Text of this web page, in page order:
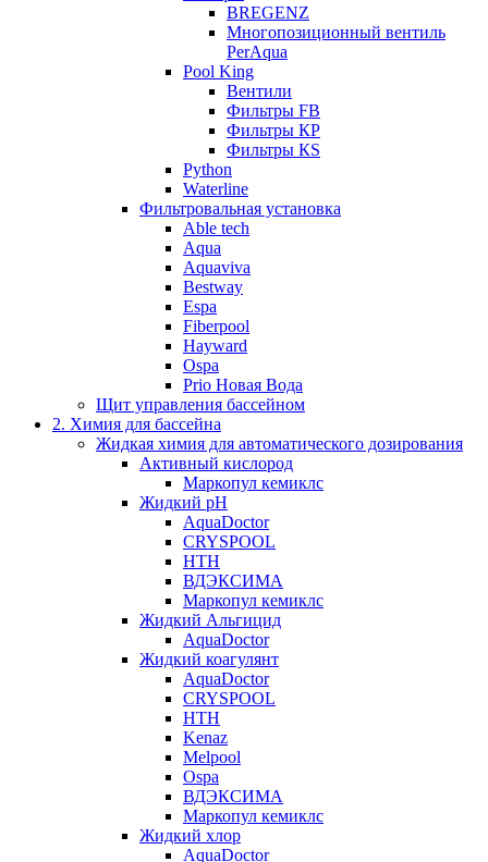
BREGENZ
Многопозиционный вентиль
PerAqua
Pool King
Вентили
Фильтры FB
Фильтры КP
Фильтры КS
Python
Waterline
Фильтровальная установка
Able tech
Aqua
Aquaviva
Bestway
Espa
Fiberpool
Hayward
Ospa
Prio Новая Вода
Щит управления бассейном
2. Химия для бассейна
Жидкая химия для автоматического дозирования
Активный кислород
Маркопул кемиклс
Жидкий pH
AquaDoctor
CRYSPOOL
HTH
ВДЭКСИМА
Маркопул кемиклс
Жидкий Альгицид
AquaDoctor
Жидкий коагулянт
AquaDoctor
CRYSPOOL
HTH
Kenaz
Melpool
Ospa
ВДЭКСИМА
Маркопул кемиклс
Жидкий хлор
AquaDoctor